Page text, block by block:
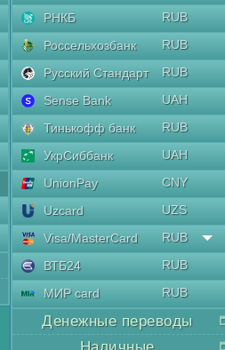
РНКБ
RUB
Россельхозбанк
RUB
Русский Стандарт
RUB
Sense Bank
UAH
Тинькофф банк
RUB
УкрСиббанк
UAH
UnionPay
CNY
Uzcard
UZS
Visa/MasterCard
RUB
ВТБ24
RUB
МИР card
RUB
Денежные переводы